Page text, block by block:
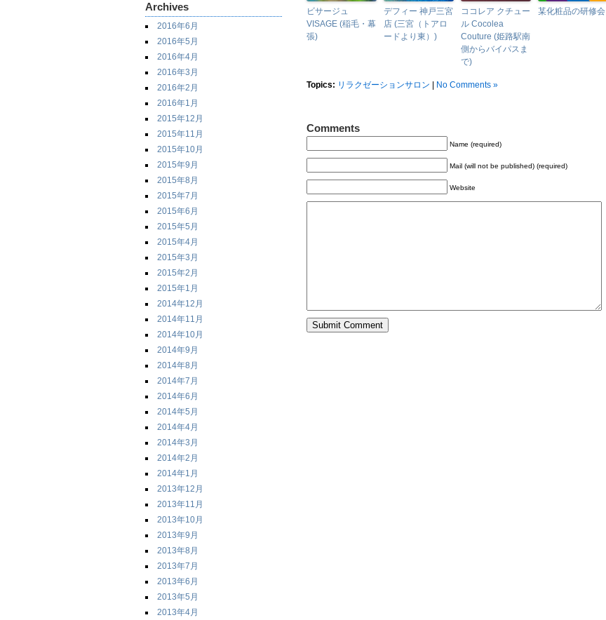
Archives
2016年6月
2016年5月
2016年4月
2016年3月
2016年2月
2016年1月
2015年12月
2015年11月
2015年10月
2015年9月
2015年8月
2015年7月
2015年6月
2015年5月
2015年4月
2015年3月
2015年2月
2015年1月
2014年12月
2014年11月
2014年10月
2014年9月
2014年8月
2014年7月
2014年6月
2014年5月
2014年4月
2014年3月
2014年2月
2014年1月
2013年12月
2013年11月
2013年10月
2013年9月
2013年8月
2013年7月
2013年6月
2013年5月
2013年4月
ビサージュ
VISAGE (稲毛・幕
張)
デフィー 神戸三宮
店 (三宮（トアロ
ードより東）)
ココレア クチュー
ル Cocolea
Couture (姫路駅南
側からバイパスま
で)
某化粧品の研修会
Topics: リラクゼーションサロン No Comments »
Comments
Name (required)
Mail (will not be published) (required)
Website